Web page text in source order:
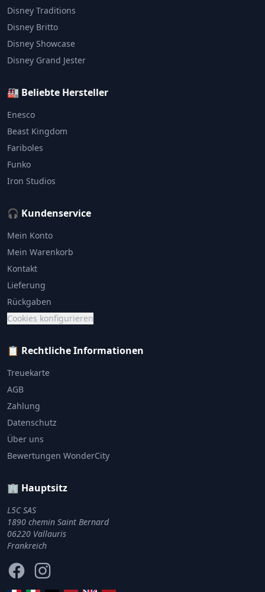
Disney Traditions
Disney Britto
Disney Showcase
Disney Grand Jester
🏭 Beliebte Hersteller
Enesco
Beast Kingdom
Fariboles
Funko
Iron Studios
🎧 Kundenservice
Mein Konto
Mein Warenkorb
Kontakt
Lieferung
Rückgaben
Cookies konfigurieren
📋 Rechtliche Informationen
Treuekarte
AGB
Zahlung
Datenschutz
Über uns
Bewertungen WonderCity
🏢 Hauptsitz
L5C SAS
1890 chemin Saint Bernard
06220 Vallauris
Frankreich
FacebookInstagram